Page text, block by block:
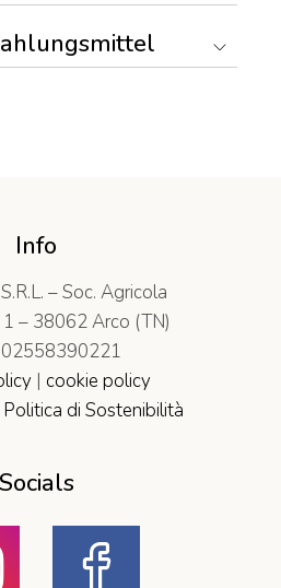
Info
– Soc. Agricola
– 38062 Arco (TN)
02558390221
| cookie policy
Politica di Sostenibilità
Socials